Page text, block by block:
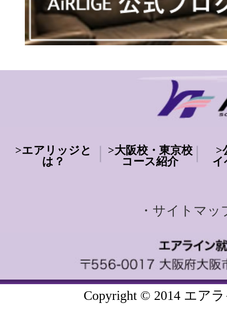
>エアリッジと
は？
>大阪校・東京校
コース紹介
>
イ
・サイトマッ
Copyright © 2014 エア